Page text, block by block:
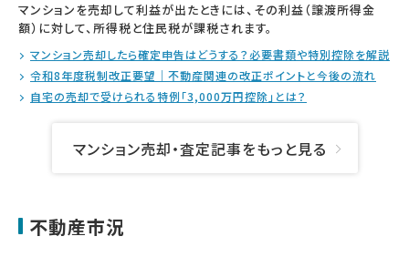
マンションを売却して利益が出たときには、その利益（譲渡所得金
額）に対して、所得税と住民税が課税されます。
マンション売却したら確定申告はどうする？必要書類や特別控除を解説
令和8年度税制改正要望｜不動産関連の改正ポイントと今後の流れ
自宅の売却で受けられる特例「3,000万円控除」とは？
マンション売却・査定記事をもっと見る
不動産市況